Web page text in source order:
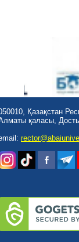
Қазақстан
қаласы,